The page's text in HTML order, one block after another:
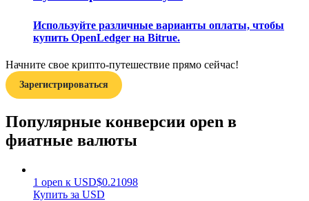
Заработок
Используйте различные варианты оплаты, чтобы
купить OpenLedger на Bitrue.
Начните свое крипто-путешествие прямо сейчас!
Зарегистрироваться
Популярные конверсии open в
фиатные валюты
1 open к USD$0.21098
Купить за USD